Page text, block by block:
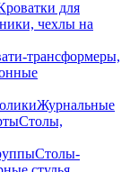
для
чехлы на
трансформеры,
Журнальные
Столы,
Столы-